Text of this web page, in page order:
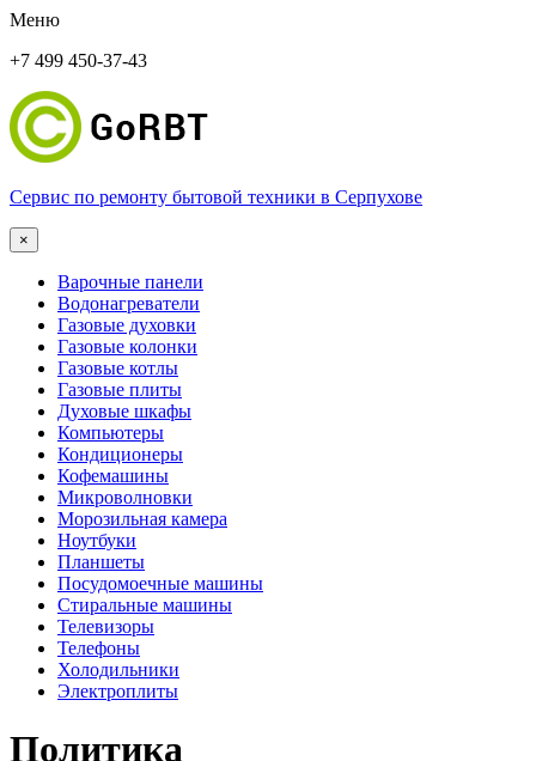
Меню
+7 499 450-37-43
Сервис по ремонту бытовой техники в Серпухове
×
Варочные панели
Водонагреватели
Газовые духовки
Газовые колонки
Газовые котлы
Газовые плиты
Духовые шкафы
Компьютеры
Кондиционеры
Кофемашины
Микроволновки
Морозильная камера
Ноутбуки
Планшеты
Посудомоечные машины
Стиральные машины
Телевизоры
Телефоны
Холодильники
Электроплиты
Политика